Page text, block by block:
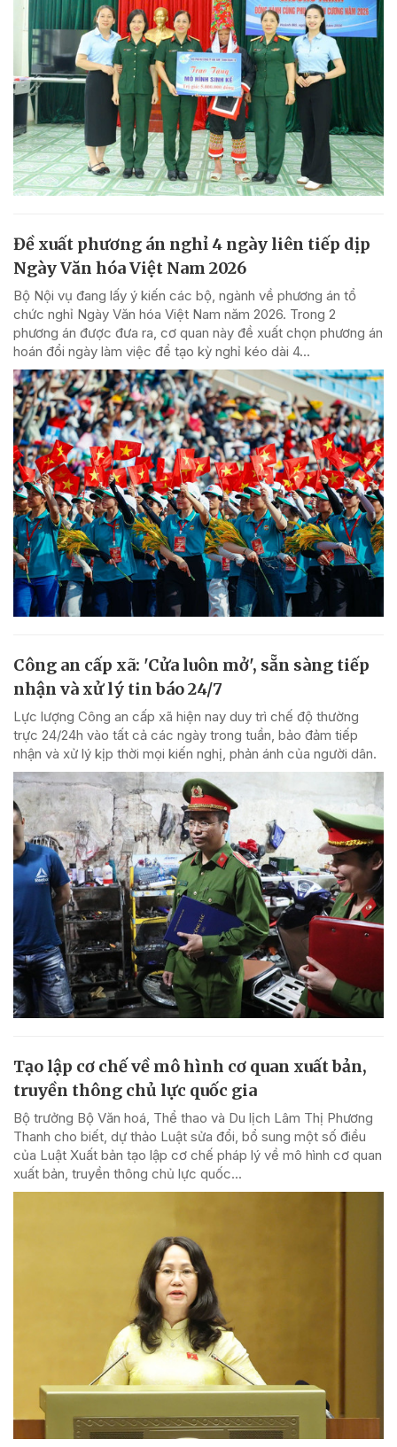
Đề xuất phương án nghỉ 4 ngày liên tiếp dịp
Ngày Văn hóa Việt Nam 2026
Bộ Nội vụ đang lấy ý kiến các bộ, ngành về phương án tổ
chức nghỉ Ngày Văn hóa Việt Nam năm 2026. Trong 2
phương án được đưa ra, cơ quan này đề xuất chọn phương án
hoán đổi ngày làm việc để tạo kỳ nghỉ kéo dài 4...
Công an cấp xã: 'Cửa luôn mở', sẵn sàng tiếp
nhận và xử lý tin báo 24/7
Lực lượng Công an cấp xã hiện nay duy trì chế độ thường
trực 24/24h vào tất cả các ngày trong tuần, bảo đảm tiếp
nhận và xử lý kịp thời mọi kiến nghị, phản ánh của người dân.
Tạo lập cơ chế về mô hình cơ quan xuất bản,
truyền thông chủ lực quốc gia
Bộ trưởng Bộ Văn hoá, Thể thao và Du lịch Lâm Thị Phương
Thanh cho biết, dự thảo Luật sửa đổi, bổ sung một số điều
của Luật Xuất bản tạo lập cơ chế pháp lý về mô hình cơ quan
xuất bản, truyền thông chủ lực quốc...